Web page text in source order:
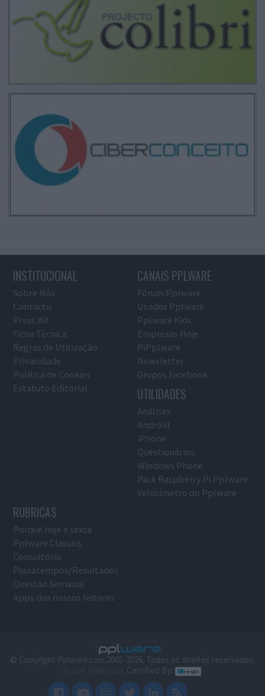
INSTITUCIONAL
Sobre Nós
Contacto
Press Kit
Ficha Técnica
Regras de Utilização
Privacidade
Política de Cookies
Estatuto Editorial
CANAIS PPLWARE
Fórum Pplware
Usados Pplware
Pplware Kids
Empresas Hoje
PiPplware
Newsletter
Grupos Facebook
UTILIDADES
Análises
Android
iPhone
Questionários
Windows Phone
Pack Raspberry Pi Pplware
Velocímetro do Pplware
RUBRICAS
Porque hoje é sexta
Pplware Classics…
Consultório
Passatempos/Resultados
Questão Semanal
Apps dos nossos leitores
© Copyright Pplware.com 2005-2026. Todos os direitos reservados.
Certified By: